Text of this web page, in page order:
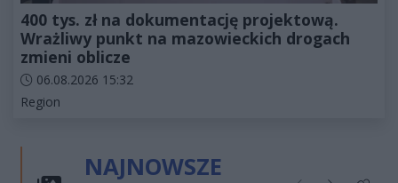
400 tys. zł na dokumentację projektową.
Wrażliwy punkt na mazowieckich drogach
zmieni oblicze
Data dodania artykułu:
06.08.2026 15:32
Kategorie artykułu:
Region
NAJNOWSZE